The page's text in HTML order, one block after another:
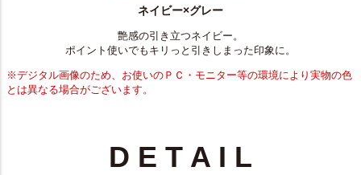
ネイビー×グレー
艶感の引き立つネイビー。
ポイント使いでもキリっと引きしまった印象に。
※デジタル画像のため、お使いのＰＣ・モニター等の環境により実物の色
とは異なる場合がございます。
D E T A I L